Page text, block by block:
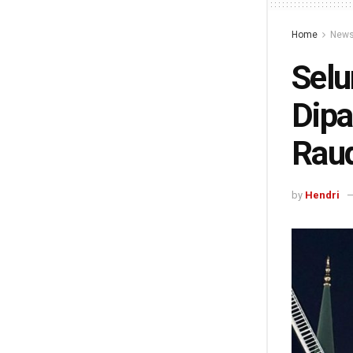
Home
by Hendri